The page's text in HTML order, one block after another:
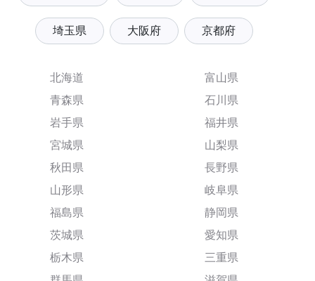
埼玉県 大阪府 京都府
北海道
青森県
岩手県
宮城県
秋田県
山形県
福島県
茨城県
栃木県
富山県
石川県
福井県
山梨県
長野県
岐阜県
静岡県
愛知県
三重県